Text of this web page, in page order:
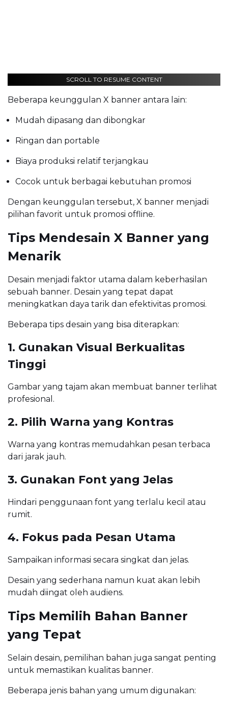
SCROLL TO RESUME CONTENT
Beberapa keunggulan X banner antara lain:
Mudah dipasang dan dibongkar
Ringan dan portable
Biaya produksi relatif terjangkau
Cocok untuk berbagai kebutuhan promosi
Dengan keunggulan tersebut, X banner menjadi
pilihan favorit untuk promosi offline.
Tips Mendesain X Banner yang
Menarik
Desain menjadi faktor utama dalam keberhasilan
sebuah banner. Desain yang tepat dapat
meningkatkan daya tarik dan efektivitas promosi.
Beberapa tips desain yang bisa diterapkan:
1. Gunakan Visual Berkualitas
Tinggi
Gambar yang tajam akan membuat banner terlihat
profesional.
2. Pilih Warna yang Kontras
Warna yang kontras memudahkan pesan terbaca
dari jarak jauh.
3. Gunakan Font yang Jelas
Hindari penggunaan font yang terlalu kecil atau
rumit.
4. Fokus pada Pesan Utama
Sampaikan informasi secara singkat dan jelas.
Desain yang sederhana namun kuat akan lebih
mudah diingat oleh audiens.
Tips Memilih Bahan Banner
yang Tepat
Selain desain, pemilihan bahan juga sangat penting
untuk memastikan kualitas banner.
Beberapa jenis bahan yang umum digunakan: